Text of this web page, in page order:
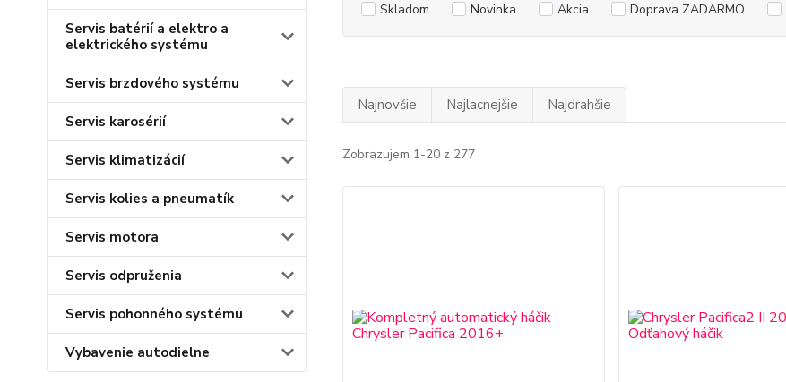
Servis batérií a elektro a
elektrického systému
Servis brzdového systému
Servis karosérií
Servis klimatizácií
Servis kolies a pneumatík
Servis motora
Servis odpruženia
Servis pohonného systému
Vybavenie autodielne
Skladom Novinka Akcia Doprava ZADARMO
Najnovšie Najlacnejšie Najdrahšie
Zobrazujem 1-20 z 277